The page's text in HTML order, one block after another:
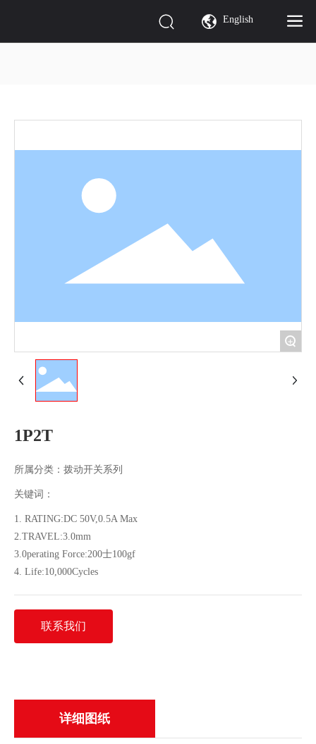
English
+
1P2T
所属分类： 拨动开关系列
关键词：
1. RATING:DC 50V,0.5A Max
2.TRAVEL:3.0mm
3.0perating Force:200士100gf
4. Life:10,000Cycles
联系我们
详细图纸